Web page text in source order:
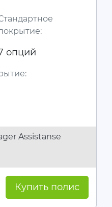
опций
Assistanse
Купить полис